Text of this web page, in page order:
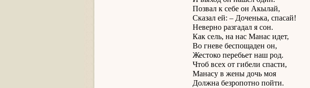
Позвал к себе он Акылай,
Сказал ей: – Доченька, спасай!
Неверно разгадал я сон.
Как сель, на нас Манас идет,
Во гневе беспощаден он,
Жестоко перебьет наш род.
Чтоб всех от гибели спасти,
Манасу в жены дочь моя
Должна безропотно пойти.